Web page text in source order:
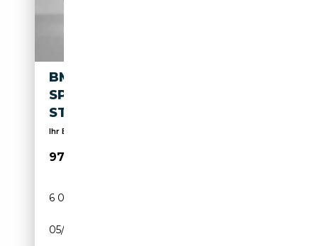
BMW 740 740D M
SPORTPAKET PRO 3.0 8-GANG
STEPTRONIC XDR...
Ihr EU-Neuwagen-Spezialist seit über 20 Jahren
97 040€
6 020 km
05/2025